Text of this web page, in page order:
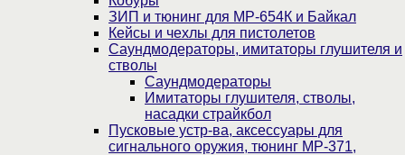
ЗИП и тюнинг для МР-654К и Байкал
Кейсы и чехлы для пистолетов
Саундмодераторы, имитаторы глушителя и
стволы
Саундмодераторы
Имитаторы глушителя, стволы,
насадки страйкбол
Пусковые устр-ва, аксессуары для
сигнального оружия, тюнинг МР-371,